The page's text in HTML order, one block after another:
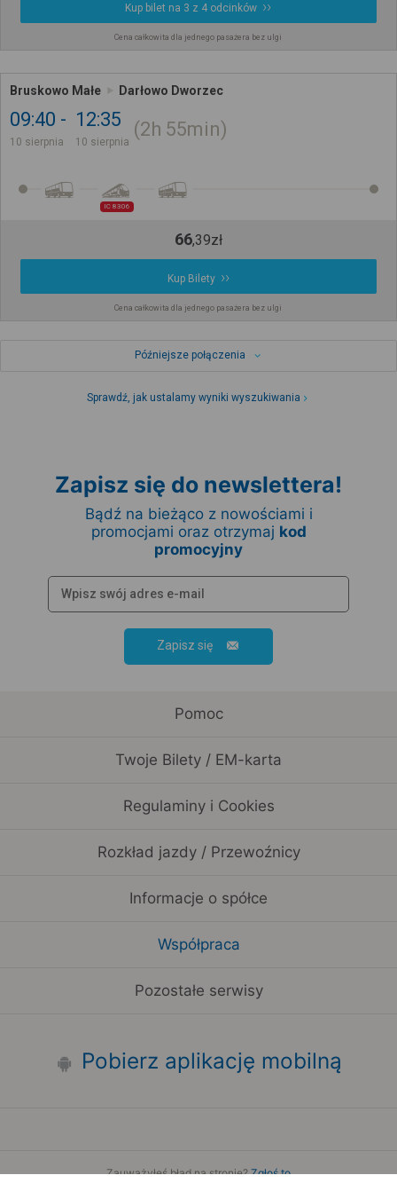
Kup bilet na 3 z 4 odcinków
Cena całkowita dla jednego pasażera bez ulgi
Bruskowo Małe Darłowo Dworzec
09:40
10 sierpnia
12:35
10 sierpnia
2h 55min
IC 8306
66,39zł
Kup Bilety
Cena całkowita dla jednego pasażera bez ulgi
Późniejsze połączenia
Sprawdź, jak ustalamy wyniki wyszukiwania
Zapisz się do newslettera!
Bądź na bieżąco z nowościami i
promocjami oraz otrzymaj kod
promocyjny
Zapisz się
Pomoc
Twoje Bilety / EM-karta
Regulaminy i Cookies
Rozkład jazdy / Przewoźnicy
Informacje o spółce
Współpraca
Pozostałe serwisy
Pobierz aplikację mobilną
Zauważyłeś błąd na stronie?Zgłoś to